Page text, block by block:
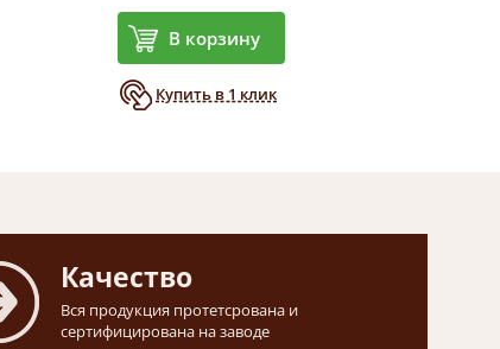
В корзину
Купить в 1 клик
Качество
Вся продукция протетсрована и
сертифицирована на заводе